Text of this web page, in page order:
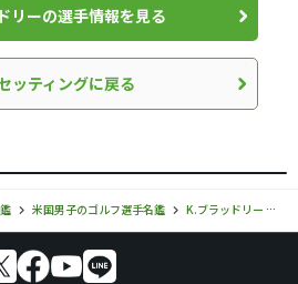
リーの選手情報を見る
ッティングに戻る
米国男子のゴルフ選手名鑑 K.ブラッドリー